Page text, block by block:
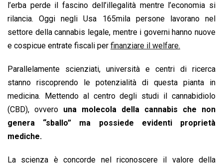
l’erba perde il fascino dell’illegalità mentre l’economia si
rilancia. Oggi negli Usa 165mila persone lavorano nel
settore della cannabis legale, mentre i governi hanno nuove
e cospicue entrate fiscali per finanziare il welfare.
Parallelamente scienziati, università e centri di ricerca
stanno riscoprendo le potenzialità di questa pianta in
medicina. Mettendo al centro degli studi il cannabidiolo
(CBD), ovvero una molecola della cannabis che non
genera “sballo” ma possiede evidenti proprietà
mediche.
La scienza è concorde nel riconoscere il valore della